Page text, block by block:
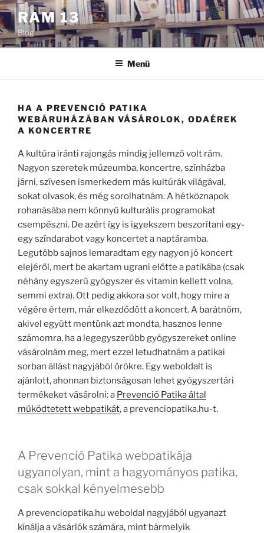
Tartalomhoz
RAM 13
Blog
Menü
HA A PREVENCIÓ PATIKA
WEBÁRUHÁZÁBAN VÁSÁROLOK, ODAÉREK
A KONCERTRE
A kultúra iránti rajongás mindig jellemző volt rám.
Nagyon szeretek múzeumba, koncertre, színházba
járni, szívesen ismerkedem más kultúrák világával,
sokat olvasok, és még sorolhatnám. A hétköznapok
rohanásába nem könnyű kulturális programokat
csempészni. De azért így is igyekszem beszorítani egy-
egy színdarabot vagy koncertet a naptáramba.
Legutóbb sajnos lemaradtam egy nagyon jó koncert
elejéről, mert be akartam ugrani előtte a patikába (csak
néhány egyszerű gyógyszer és vitamin kellett volna,
semmi extra). Ott pedig akkora sor volt, hogy mire a
végére értem, már elkezdődött a koncert. A barátnőm,
akivel együtt mentünk azt mondta, hasznos lenne
számomra, ha a legegyszerűbb gyógyszereket online
vásárolnám meg, mert ezzel letudhatnám a patikai
sorban állást nagyjából örökre. Egy weboldalt is
ajánlott, ahonnan biztonságosan lehet gyógyszertári
termékeket vásárolni: a Prevenció Patika által
működtetett webpatikát, a prevenciopatika.hu-t.
A Prevenció Patika webpatikája
ugyanolyan, mint a hagyományos patika,
csak sokkal kényelmesebb
A prevenciopatika.hu weboldal nagyjából ugyanazt
kínálja a vásárlók számára, mint bármelyik